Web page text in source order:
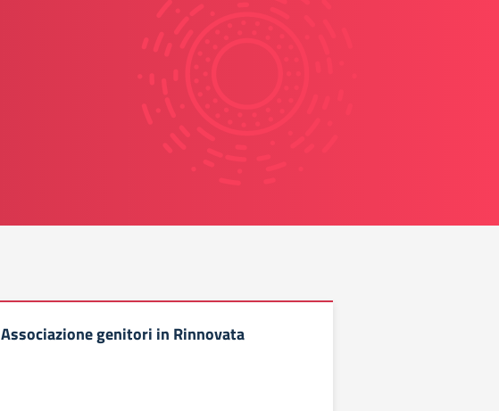
Associazione genitori in Rinnovata